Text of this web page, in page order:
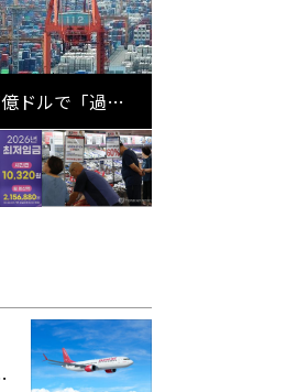
ドルで「過去
億ドル突破